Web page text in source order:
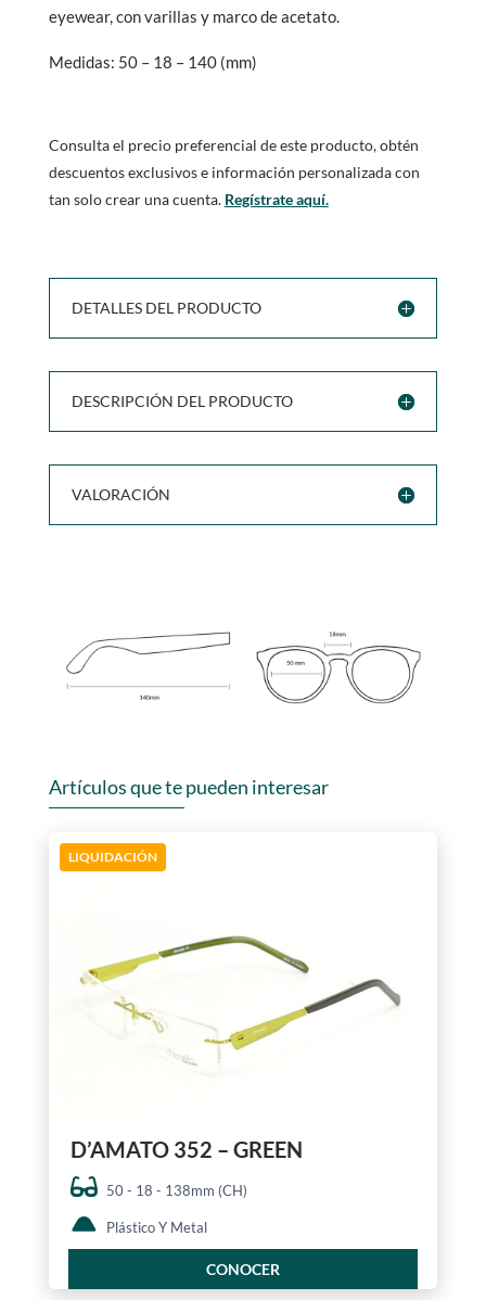
eyewear, con varillas y marco de acetato.
Medidas: 50 – 18 – 140 (mm)
Consulta el precio preferencial de este producto, obtén
descuentos exclusivos e información personalizada con
tan solo crear una cuenta. Regístrate aquí.
DETALLES DEL PRODUCTO
DESCRIPCIÓN DEL PRODUCTO
VALORACIÓN
Artículos que te pueden interesar
LIQUIDACIÓN
D’AMATO 352 – GREEN
50 - 18 - 138mm (CH)
Plástico Y Metal
CONOCER